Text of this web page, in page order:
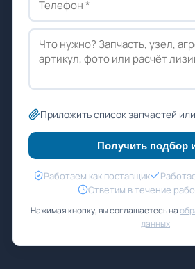
Приложить список запчастей
Получить подбор
Работаем как поставщик
Ответим в течение
Нажимая кнопку, вы соглашаетесь на
данных